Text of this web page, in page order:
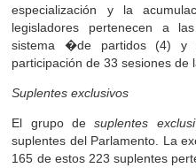
especialización y la
legisladores pertenecen a
sistema �de partidos (4) y
participación de 33 sesiones de
Suplentes exclusivos
El grupo desuplentes
suplentes del Parlamento. La
165 de estos 223 suplentes